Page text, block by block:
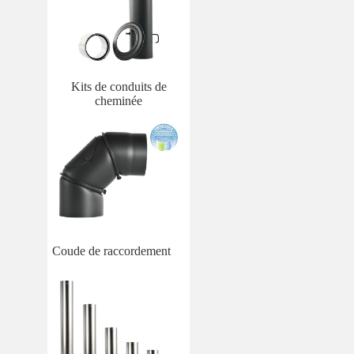
Kits de conduits de
cheminée
Coude de raccordement